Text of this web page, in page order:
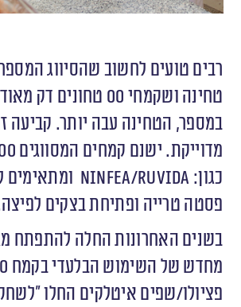
רבים טועים לחשוב שהסיווג
טחינה ושקמחי 00
במספר, הטחינה עבה יותר. קביעה
כגון:
ומתאימים
פסטה טרייה ופתיחת בצקים
בשנים האחרונות החלה להתפתח
פציולו/שפים איטלקים החלו